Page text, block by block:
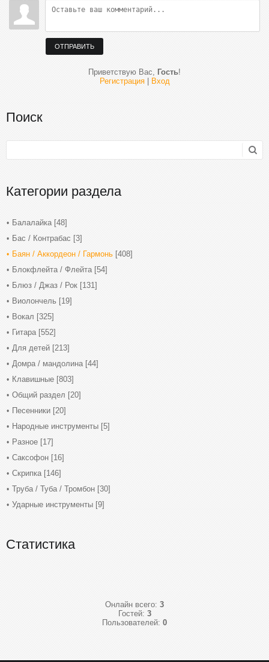
ОТПРАВИТЬ
Приветствую Вас, Гость!
Регистрация| Вход
Поиск
Категории раздела
Балалайка [48]
Бас / Контрабас [3]
Баян / Аккордеон / Гармонь [408]
Блокфлейта / Флейта [54]
Блюз / Джаз / Рок [131]
Виолончель [19]
Вокал [325]
Гитара [552]
Для детей [213]
Домра / мандолина [44]
Клавишные [803]
Общий раздел [20]
Песенники [20]
Народные инструменты [5]
Разное [17]
Саксофон [16]
Скрипка [146]
Труба / Туба / Тромбон [30]
Ударные инструменты [9]
Статистика
Онлайн всего: 3
Гостей: 3
Пользователей: 0